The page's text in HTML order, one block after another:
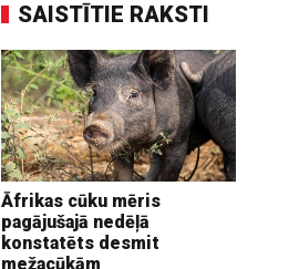
SAISTĪTIE RAKSTI
Āfrikas cūku mēris
pagājušajā nedēļā
konstatēts desmit
mežacūkām